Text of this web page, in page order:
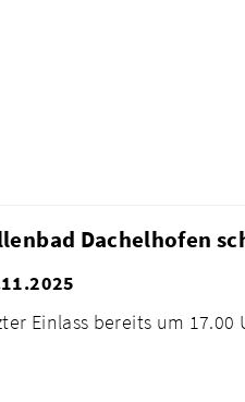
Dachelhofen
Einlass bereits um 17.00